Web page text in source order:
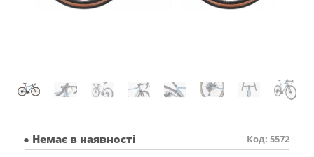
● Немає в наявності Код: 5572